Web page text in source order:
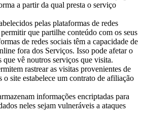
a partir da qual presta o serviço
pelas plataformas de redes
que partilhe conteúdo com os seus
de redes sociais têm a capacidade de
fora dos Serviços. Isso pode afetar o
que vê noutros serviços que visita.
rastrear as visitas provenientes de
o site estabelece um contrato de afiliação
informações encriptadas para
neles sejam vulneráveis a ataques